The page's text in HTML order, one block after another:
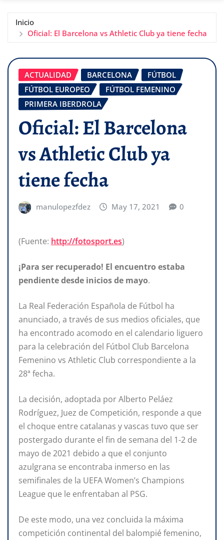
Inicio
Oficial: El Barcelona vs Athletic Club ya tiene fecha
ACTUALIDAD BARCELONA
FÚTBOL
FÚTBOL EUROPEO
FÚTBOL FEMENINO
PRIMERA IBERDROLA
Oficial: El Barcelona
vs Athletic Club ya
tiene fecha
manulopezfdez May 17, 2021 0
(Fuente: http://fotosport.es)
¡Para ser recuperado! El encuentro estaba
pendiente desde inicios de mayo.
La Real Federación Española de Fútbol ha
anunciado, a través de sus medios oficiales, que
ha encontrado acomodo en el calendario liguero
para la celebración del Fútbol Club Barcelona
Femenino vs Athletic Club correspondiente a la
28ª fecha.
La decisión, adoptada por Alberto Peláez
Rodríguez, Juez de Competición, responde a que
el choque entre catalanas y vascas tuvo que ser
postergado durante el fin de semana del 1-2 de
mayo de 2021 debido a que el conjunto
azulgrana se encontraba inmerso en las
semifinales de la UEFA Women’s Champions
League que le enfrentaban al PSG.
De este modo, una vez concluida la máxima
competición continental del balompié femenino,